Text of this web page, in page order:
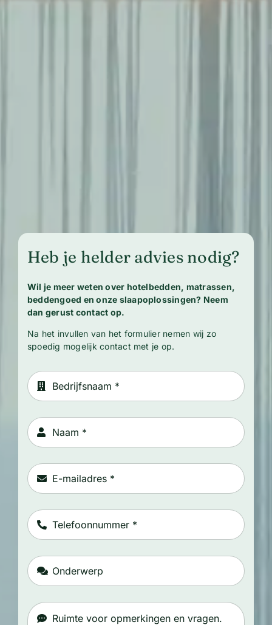
Heb je helder advies nodig?
Wil je meer weten over hotelbedden, matrassen,
beddengoed en onze slaapoplossingen? Neem
dan gerust contact op.
Na het invullen van het formulier nemen wij zo
spoedig mogelijk contact met je op.